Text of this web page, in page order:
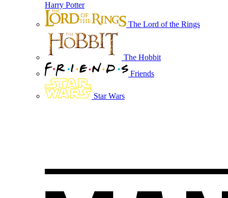
Harry Potter
The Lord of the Rings
The Hobbit
Friends
Star Wars